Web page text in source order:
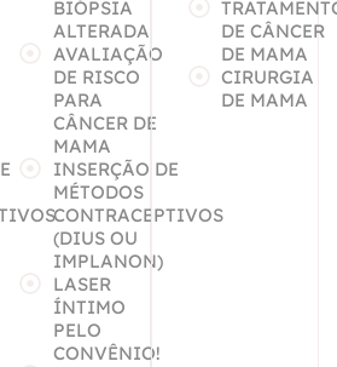
BIÓPSIA
ALTERADA
AVALIAÇÃO
DE RISCO
PARA
CÂNCER DE
MAMA
INSERÇÃO DE
MÉTODOS
CONTRACEPTIVOS
(DIUS OU
IMPLANON)
LASER
ÍNTIMO
PELO
CONVÊNIO!
DE CÂNCER
DE MAMA
CIRURGIA
DE MAMA